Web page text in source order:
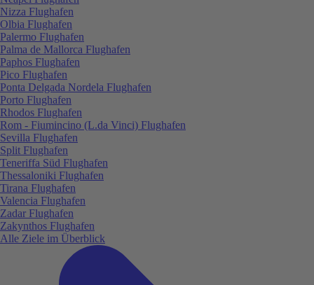
Nizza Flughafen
Olbia Flughafen
Palermo Flughafen
Palma de Mallorca Flughafen
Paphos Flughafen
Pico Flughafen
Ponta Delgada Nordela Flughafen
Porto Flughafen
Rhodos Flughafen
Rom - Fiumincino (L.da Vinci) Flughafen
Sevilla Flughafen
Split Flughafen
Teneriffa Süd Flughafen
Thessaloniki Flughafen
Tirana Flughafen
Valencia Flughafen
Zadar Flughafen
Zakynthos Flughafen
Alle Ziele im Überblick